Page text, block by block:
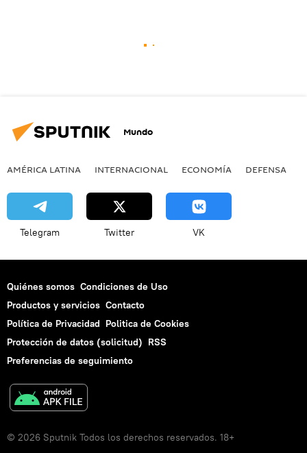
Mundo
AMÉRICA LATINA INTERNACIONAL ECONOMÍA DEFENSA
Telegram Twitter VK
Quiénes somos Condiciones de Uso
Productos y servicios Contacto
Política de Privacidad Politica de Cookies
Protección de datos (solicitud) RSS
Preferencias de seguimiento
© 2026 Sputnik Todos los derechos reservados. 18+